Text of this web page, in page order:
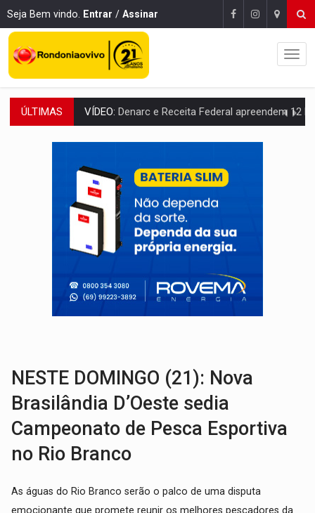
Seja Bem vindo. Entrar / Assinar
ÚLTIMAS OPERAÇÃO DA PC:Membros do CV são presos com armas e drogas após
ENTRADA GRATUITA:Espetáculo As Marias Somos Nós será
VÍDEO: Três são presos após furto de motocicleta em frente
CELEBRAÇÃO: Cerejeiras completa 43 anos de emancipação com
SAÚDE: Anvisa desmente boato sobre presença de plástico ou
VÍDEO:Pitbulls fogem de residência e atacam casal de idosos
AÇÃO CONJUNTA:Forças policiais apreendem cerca de 1kg de
NESTE DOMINGO (21): Nova
Brasilândia D’Oeste sedia
Campeonato de Pesca Esportiva
no Rio Branco
As águas do Rio Branco serão o palco de uma disputa
emocionante que promete reunir os melhores pescadores da